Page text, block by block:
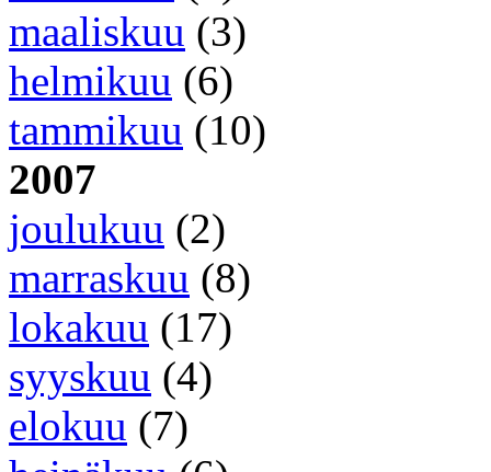
maaliskuu (3)
helmikuu (6)
tammikuu (10)
2007
joulukuu (2)
marraskuu (8)
lokakuu (17)
syyskuu (4)
elokuu (7)